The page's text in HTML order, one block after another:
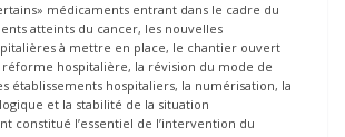
médicaments entrant dans le cadre du
atteints du cancer, les nouvelles
à mettre en place, le chantier ouvert
réforme hospitalière, la révision du mode de
établissements hospitaliers, la numérisation, la
et la stabilité de la situation
constitué l’essentiel de l’intervention du